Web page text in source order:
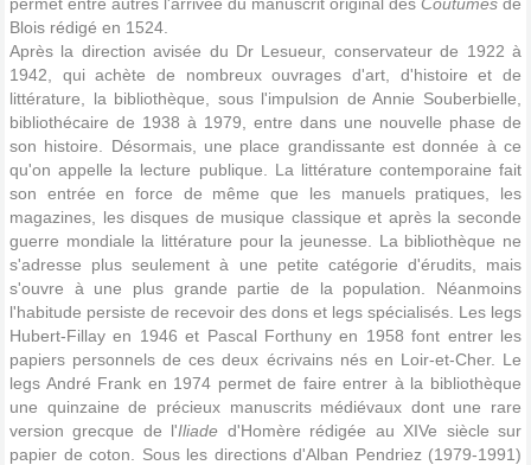
Blois rédigé en 1524.
Après la direction avisée du Dr Lesueur, conservateur de 1922 à
1942, qui achète de nombreux ouvrages d'art, d'histoire et de
littérature, la bibliothèque, sous l'impulsion de Annie Souberbielle,
bibliothécaire de 1938 à 1979, entre dans une nouvelle phase de
son histoire. Désormais, une place grandissante est donnée à ce
qu'on appelle la lecture publique. La littérature contemporaine fait
son entrée en force de même que les manuels pratiques, les
magazines, les disques de musique classique et après la seconde
guerre mondiale la littérature pour la jeunesse. La bibliothèque ne
s'adresse plus seulement à une petite catégorie d'érudits, mais
s'ouvre à une plus grande partie de la population. Néanmoins
l'habitude persiste de recevoir des dons et legs spécialisés. Les legs
Hubert-Fillay en 1946 et Pascal Forthuny en 1958 font entrer les
papiers personnels de ces deux écrivains nés en Loir-et-Cher. Le
legs André Frank en 1974 permet de faire entrer à la bibliothèque
une quinzaine de précieux manuscrits médiévaux dont une rare
version grecque de l'Iliade d'Homère rédigée au XIVe siècle sur
papier de coton. Sous les directions d'Alban Pendriez (1979-1991)